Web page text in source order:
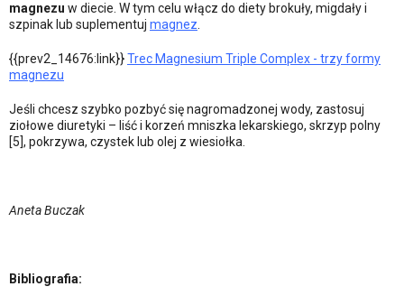
magnezu w diecie. W tym celu włącz do diety brokuły, migdały i
szpinak lub suplementuj magnez
{{prev2_14676:link}}Trec Magnesium Triple Complex - trzy formy
magnezu
Jeśli chcesz szybko pozbyć się nagromadzonej wody, zastosuj
ziołowe diuretyki – liść i korzeń mniszka lekarskiego, skrzyp polny
[5], pokrzywa, czystek lub olej z wiesiołka.
Aneta Buczak
Bibliografia: